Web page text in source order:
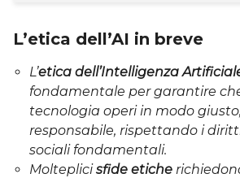
L’etica dell’AI in breve
L’etica dell’Intelligenza
fondamentale per garantire
tecnologia operi in modo
responsabile, rispettando i
sociali fondamentali.
Molteplicisfide etiche